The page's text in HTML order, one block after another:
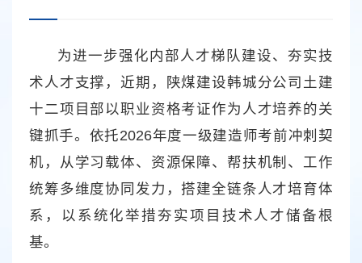
为进一步强化内部人才梯队建设、夯实技
术人才支撑，近期，陕煤建设韩城分公司土建
十二项目部以职业资格考证作为人才培养的关
键抓手。依托2026年度一级建造师考前冲刺契
机，从学习载体、资源保障、帮扶机制、工作
统筹多维度协同发力，搭建全链条人才培育体
系，以系统化举措夯实项目技术人才储备根
基。